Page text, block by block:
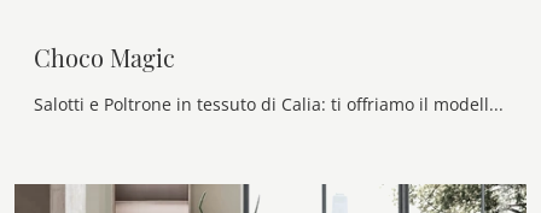
Choco Magic
Salotti e Poltrone in tessuto di Calia: ti offriamo il modello Choco Magic in tessuto per valorizzare i tuoi spazi.